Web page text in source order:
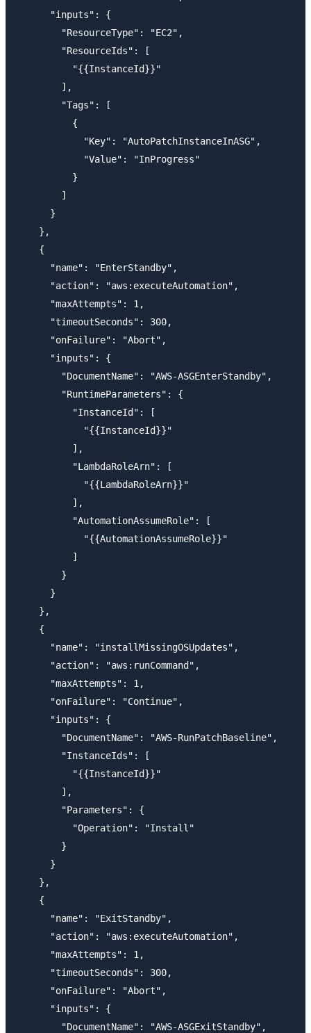
      "inputs": {
        "ResourceType": "EC2",
        "ResourceIds": [
          "{{InstanceId}}"
        ],
        "Tags": [
          {
            "Key": "AutoPatchInstanceInASG",
            "Value": "InProgress"
          }
        ]
      }
    },
    {
      "name": "EnterStandby",
      "action": "aws:executeAutomation",
      "maxAttempts": 1,
      "timeoutSeconds": 300,
      "onFailure": "Abort",
      "inputs": {
        "DocumentName": "AWS-ASGEnterStandby",
        "RuntimeParameters": {
          "InstanceId": [
            "{{InstanceId}}"
          ],
          "LambdaRoleArn": [
            "{{LambdaRoleArn}}"
          ],
          "AutomationAssumeRole": [
            "{{AutomationAssumeRole}}"
          ]
        }
      }
    },
    {
      "name": "installMissingOSUpdates",
      "action": "aws:runCommand",
      "maxAttempts": 1,
      "onFailure": "Continue",
      "inputs": {
        "DocumentName": "AWS-RunPatchBaseline",
        "InstanceIds": [
          "{{InstanceId}}"
        ],
        "Parameters": {
          "Operation": "Install"
        }
      }
    },
    {
      "name": "ExitStandby",
      "action": "aws:executeAutomation",
      "maxAttempts": 1,
      "timeoutSeconds": 300,
      "onFailure": "Abort",
      "inputs": {
        "DocumentName": "AWS-ASGExitStandby",